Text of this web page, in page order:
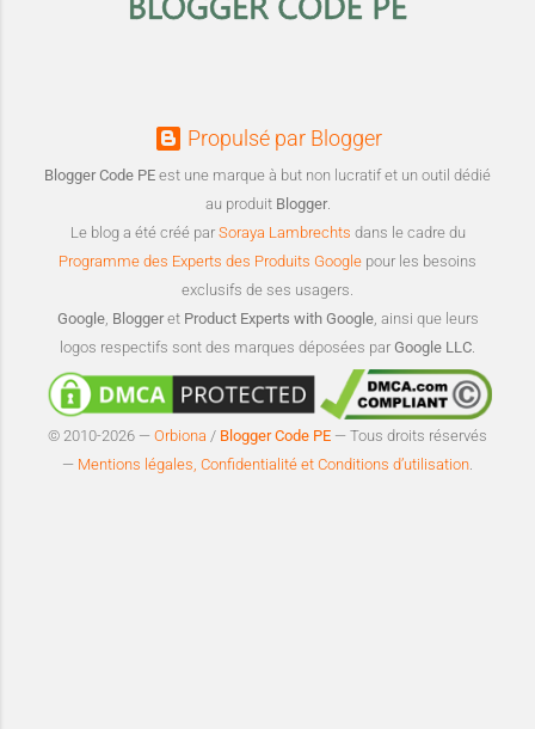
Propulsé par Blogger
Blogger Code PE est une marque à but non lucratif et un outil dédié
au produit Blogger.
Le blog a été créé par Soraya Lambrechts dans le cadre du
Programme des Experts des Produits Google pour les besoins
exclusifs de ses usagers.
Google, Bloggeret Product Experts with Google, ainsi que leurs
logos respectifs sont des marques déposées par Google LLC
© 2010-2026 — Orbiona / Blogger Code PE — Tous droits réservés
— Mentions légales, Confidentialité et Conditions d’utilisation.